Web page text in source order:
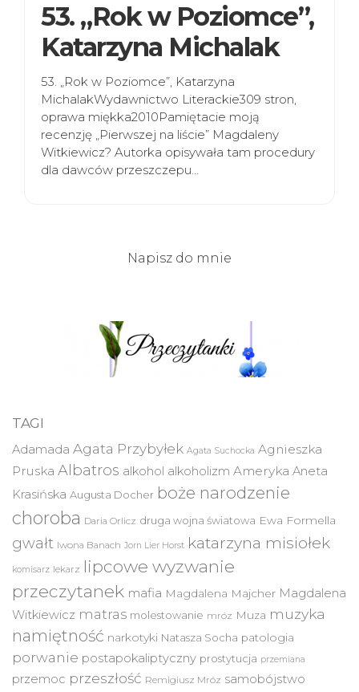
53. „Rok w Poziomce”,
Katarzyna Michalak
53. „Rok w Poziomce”, Katarzyna
MichalakWydawnictwo Literackie309 stron,
oprawa miękka2010Pamiętacie moją
recenzję „Pierwszej na liście” Magdaleny
Witkiewicz? Autorka opisywała tam procedury
dla dawców przeszczepu…
Napisz do mnie
TAGI
Adamada Agata Przybyłek Agata Suchocka Agnieszka
Pruska Albatros alkohol alkoholizm Ameryka Aneta
Krasińska Augusta Docher boże narodzenie
choroba Daria Orlicz druga wojna światowa Ewa Formella
gwałt Iwona Banach Jorn Lier Horst katarzyna misiołek
komisarz lekarz lipcowe wyzwanie
przeczytanek mafia Magdalena Majcher Magdalena
Witkiewicz matras molestowanie mróz Muza muzyka
namiętność narkotyki Natasza Socha patologia
porwanie postapokaliptyczny prostytucja przemiana
przemoc przeszłość Remigiusz Mróz samobójstwo